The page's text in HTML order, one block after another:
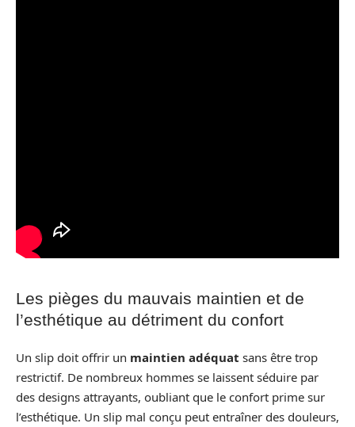
Les pièges du mauvais maintien et de
l’esthétique au détriment du confort
Un slip doit offrir un maintien adéquat sans être trop
restrictif. De nombreux hommes se laissent séduire par
des designs attrayants, oubliant que le confort prime sur
l’esthétique. Un slip mal conçu peut entraîner des douleurs,